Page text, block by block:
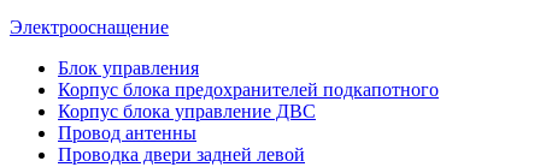
Электрооснащение
Блок управления
Корпус блока предохранителей подкапотного
Корпус блока управление ДВС
Провод антенны
Проводка двери задней левой